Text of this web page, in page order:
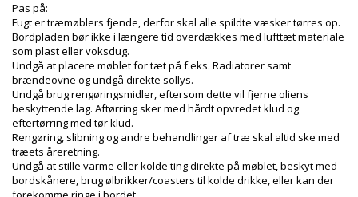
Pas på:
Fugt er træmøblers fjende, derfor skal alle spildte væsker tørres op.
Bordpladen bør ikke i længere tid overdækkes med lufttæt materiale
som plast eller voksdug.
Undgå at placere møblet for tæt på f.eks. Radiatorer samt
brændeovne og undgå direkte sollys.
Undgå brug rengøringsmidler, eftersom dette vil fjerne oliens
beskyttende lag. Aftørring sker med hårdt opvredet klud og
eftertørring med tør klud.
Rengøring, slibning og andre behandlinger af træ skal altid ske med
træets åreretning.
Undgå at stille varme eller kolde ting direkte på møblet, beskyt med
bordskånere, brug ølbrikker/coasters til kolde drikke, eller kan der